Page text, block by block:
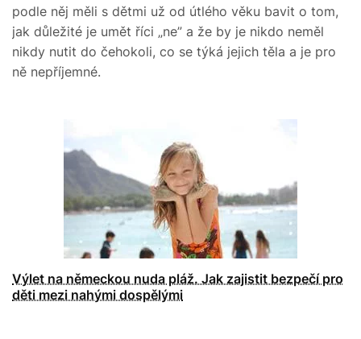
podle něj měli s dětmi už od útlého věku bavit o tom,
jak důležité je umět říci „ne” a že by je nikdo neměl
nikdy nutit do čehokoli, co se týká jejich těla a je pro
ně nepříjemné.
Výlet na německou nuda pláž. Jak zajistit bezpečí pro
děti mezi nahými dospělými